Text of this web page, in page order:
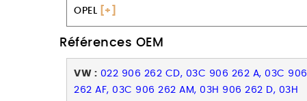
OPEL [+]
Références OEM
VW : 022 906 262 CD, 03C 906 262 A, 03C 906
262 AF, 03C 906 262 AM, 03H 906 262 D, 03H